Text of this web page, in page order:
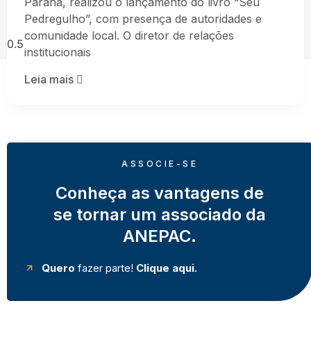
Pedregulho”, com presença de autoridades e
comunidade local. O diretor de relações
institucionais
Leia mais
ASSOCIE-SE
Conheça as vantagens de
se tornar um associado da
ANEPAC.
Quero fazer parte! Clique aqui.